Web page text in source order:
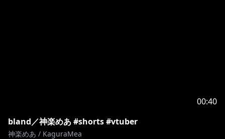
00:40
bland／神楽めあ #shorts #vtuber
神楽めあ / KaguraMea